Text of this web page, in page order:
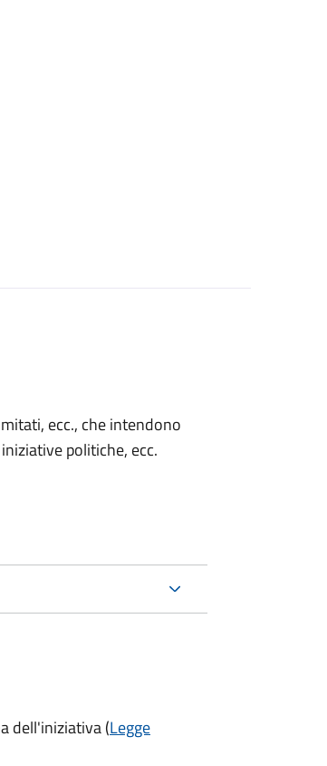
ecc., che intendono
politiche, ecc.
dell'iniziativa (Legge